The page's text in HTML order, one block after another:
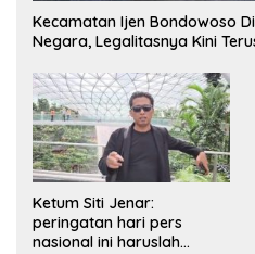
Kecamatan Ijen Bondowoso
Negara, Legalitasnya Kini
Ketum Siti Jenar:
peringatan hari pers
nasional ini haruslah